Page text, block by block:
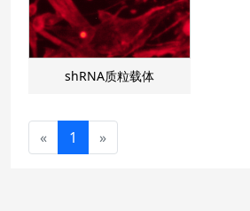
shRNA质粒载体
« 1 »